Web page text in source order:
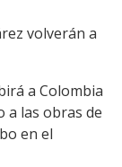
volverán a
a Colombia
a las obras de
en el